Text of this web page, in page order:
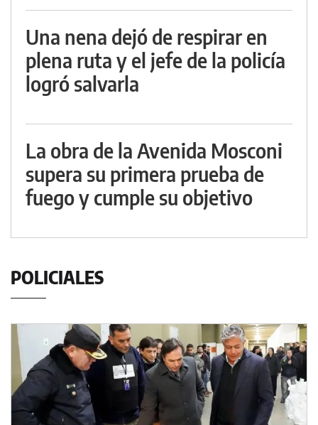
Una nena dejó de respirar en
plena ruta y el jefe de la policía
logró salvarla
La obra de la Avenida Mosconi
supera su primera prueba de
fuego y cumple su objetivo
POLICIALES